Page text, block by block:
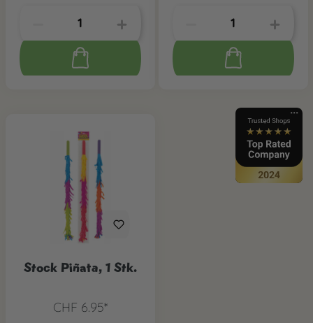
Stock Piñata, 1 Stk.
CHF 6.95*